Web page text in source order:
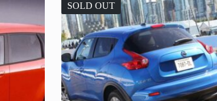
SOLD OUT